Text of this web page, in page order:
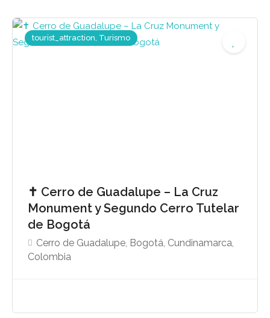
tourist_attraction, Turismo
✝️ Cerro de Guadalupe – La Cruz
Monument y Segundo Cerro Tutelar
de Bogotá
Cerro de Guadalupe, Bogotá, Cundinamarca,
Colombia